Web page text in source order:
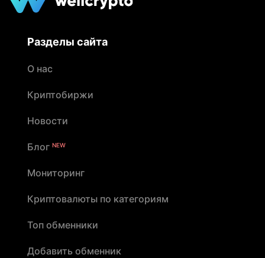
Разделы сайта
О нас
Криптобиржи
Новости
Блог NEW
Мониторинг
Криптовалюты по категориям
Топ обменники
Добавить обменник